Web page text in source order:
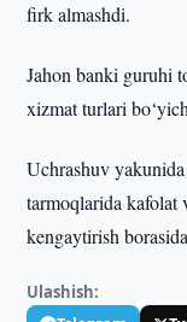
firk almashdi.
Jahon banki guruhi
xizmat turlari
Uchrashuv
tarmoqlarida kafolat
kengaytirish
Ulashish: